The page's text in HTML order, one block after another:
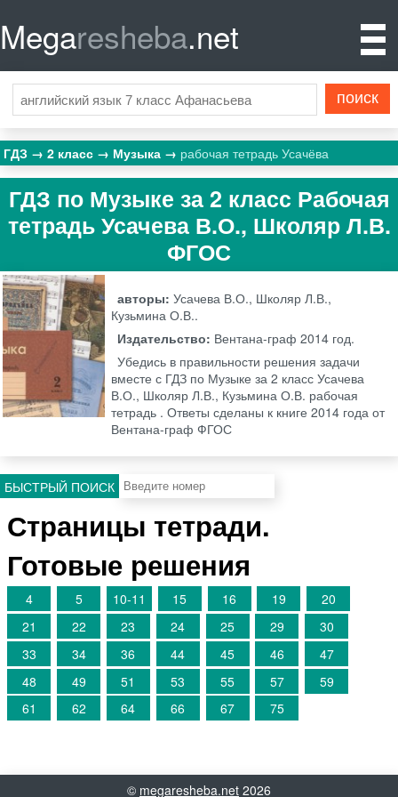
Megaresheba.net
ГДЗ 2 класс Музыка рабочая тетрадь Усачёва
ГДЗ по Музыке за 2 класс Рабочая
тетрадь Усачева В.О., Школяр Л.В.
ФГОС
авторы:Усачева В.О., Школяр Л.В.,
Кузьмина О.В..
Издательство: Вентана-граф 2014 год.
Убедись в правильности решения задачи
вместе с ГДЗ по Музыке за 2 класс Усачева
В.О., Школяр Л.В., Кузьмина О.В. рабочая
тетрадь . Ответы сделаны к книге 2014 года от
Вентана-граф ФГОС
БЫСТРЫЙ ПОИСК
Страницы тетради.
Готовые решения
4 5 10-11 15 16 19
20
21
22 23 24 25 29
30
33
34 36 44 45 46
47
48
49 51 53 55 57
59
61
62 64 66 67 75
© megaresheba.net 2026